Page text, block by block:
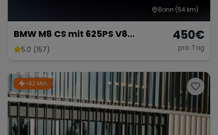
Bonn (54 km)
BMW M8 CS mit 625PS V8
Twinturbo Gran Coupe
5.0 (157)
450€
pro Tag
~42 Min